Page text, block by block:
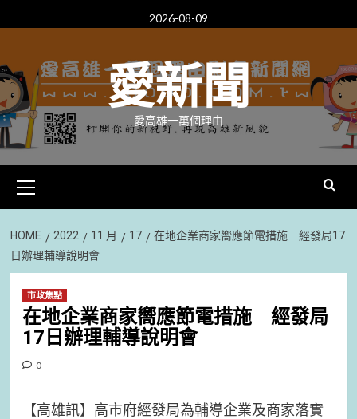
to
2026-08-09
愛新聞
愛高雄一萬個理由
Menu
HOME 2022 11 月 17
在地企業商家嚮應節電措施 經發局17
日辦理輔導說明會
市政焦點
在地企業商家嚮應節電措施 經發局
17日辦理輔導說明會
0
【高雄訊】高市府經發局為輔導企業及商家落實